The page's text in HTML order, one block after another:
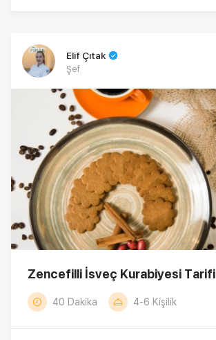
Elif Çıtak
Şef
Zencefilli İsveç Kurabiyesi Tarifi
40 Dakika 4-6 Kişilik